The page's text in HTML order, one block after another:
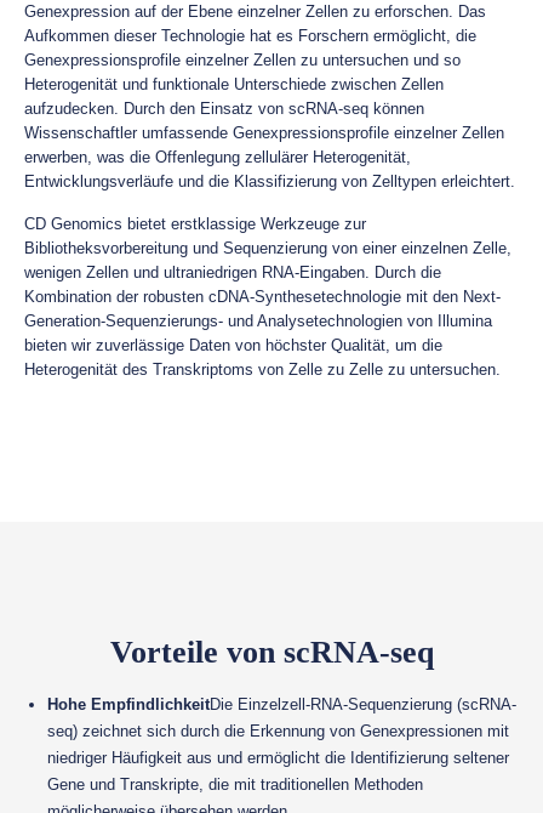
Genexpression auf der Ebene einzelner Zellen zu erforschen. Das
Aufkommen dieser Technologie hat es Forschern ermöglicht, die
Genexpressionsprofile einzelner Zellen zu untersuchen und so
Heterogenität und funktionale Unterschiede zwischen Zellen
aufzudecken. Durch den Einsatz von scRNA-seq können
Wissenschaftler umfassende Genexpressionsprofile einzelner Zellen
erwerben, was die Offenlegung zellulärer Heterogenität,
Entwicklungsverläufe und die Klassifizierung von Zelltypen erleichtert.
CD Genomics bietet erstklassige Werkzeuge zur
Bibliotheksvorbereitung und Sequenzierung von einer einzelnen Zelle,
wenigen Zellen und ultraniedrigen RNA-Eingaben. Durch die
Kombination der robusten cDNA-Synthesetechnologie mit den Next-
Generation-Sequenzierungs- und Analysetechnologien von Illumina
bieten wir zuverlässige Daten von höchster Qualität, um die
Heterogenität des Transkriptoms von Zelle zu Zelle zu untersuchen.
Vorteile von scRNA-seq
Hohe EmpfindlichkeitDie Einzelzell-RNA-Sequenzierung (scRNA-
seq) zeichnet sich durch die Erkennung von Genexpressionen mit
niedriger Häufigkeit aus und ermöglicht die Identifizierung seltener
Gene und Transkripte, die mit traditionellen Methoden